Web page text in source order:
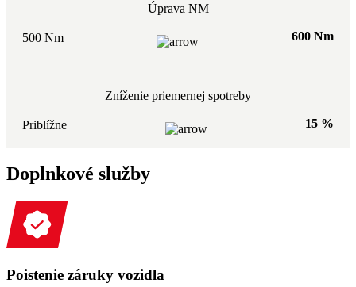
Úprava NM
500 Nm 600 Nm
Zníženie priemernej spotreby
Priblížne 15 %
Doplnkové služby
Poistenie záruky vozidla